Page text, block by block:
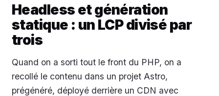
Headless et génération
statique : un LCP divisé par
trois
Quand on a sorti tout le front du PHP, on a
recollé le contenu dans un projet Astro,
prégénéré, déployé derrière un CDN avec